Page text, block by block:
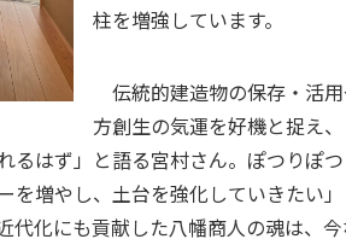
柱を増強しています。
伝統的建造物の保存・活
方創生の気運を好機と捉え
るはず」と語る宮村さん。ぽつりぽ
増やし、土台を強化していきたい
化にも貢献した八幡商人の魂は、